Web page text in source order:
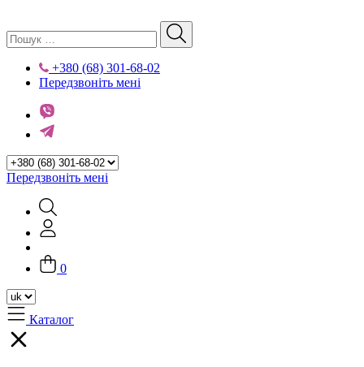
+380 (68) 301-68-02
Передзвоніть мені
Передзвоніть мені
0
Каталог